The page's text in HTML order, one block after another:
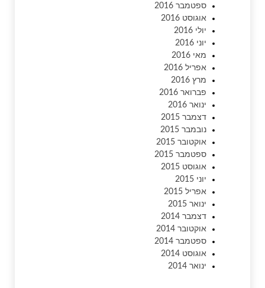
ספטמבר 2016
אוגוסט 2016
יולי 2016
יוני 2016
מאי 2016
אפריל 2016
מרץ 2016
פברואר 2016
ינואר 2016
דצמבר 2015
נובמבר 2015
אוקטובר 2015
ספטמבר 2015
אוגוסט 2015
יוני 2015
אפריל 2015
ינואר 2015
דצמבר 2014
אוקטובר 2014
ספטמבר 2014
אוגוסט 2014
ינואר 2014